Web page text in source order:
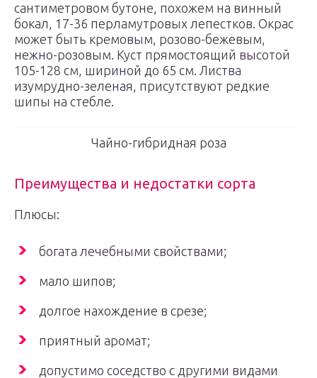
сантиметровом бутоне, похожем на винный
бокал, 17-36 перламутровых лепестков. Окрас
может быть кремовым, розово-бежевым,
нежно-розовым. Куст прямостоящий высотой
105-128 см, шириной до 65 см. Листва
изумрудно-зеленая, присутствуют редкие
шипы на стебле.
Чайно-гибридная роза
Преимущества и недостатки сорта
Плюсы:
богата лечебными свойствами;
мало шипов;
долгое нахождение в срезе;
приятный аромат;
допустимо соседство с другими видами